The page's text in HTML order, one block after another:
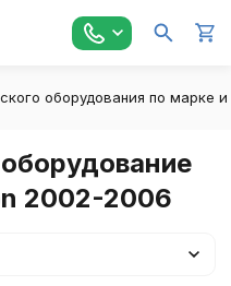
оборудования по марке
2002-2006